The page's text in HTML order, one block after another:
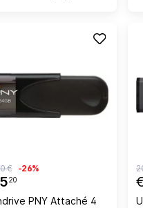
20
€ -26%
PNY Attaché 4